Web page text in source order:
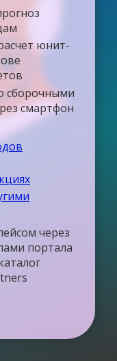
юнит-
сборочными
смартфон
через
портала